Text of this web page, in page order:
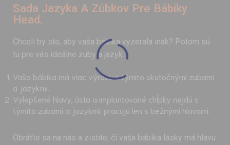
Sada Jazyka A Zúbkov Pre Bábiky
Head.
Chceli by ste, aby vaša bábika vyzerala inak? Potom sú
tu pre vás ideálne zuby a jazyk.
Vaša bábika má viac výrazu s týmito skutočnými zubami
a jazykmi.
Vylepšené hlavy, ústa a implantované chĺpky nejdú s
týmito zubami a jazykmi; pracujú len s bežnými hlavami.
Obráťte sa na nás a zistite, či vaša bábika lásky má hlavu